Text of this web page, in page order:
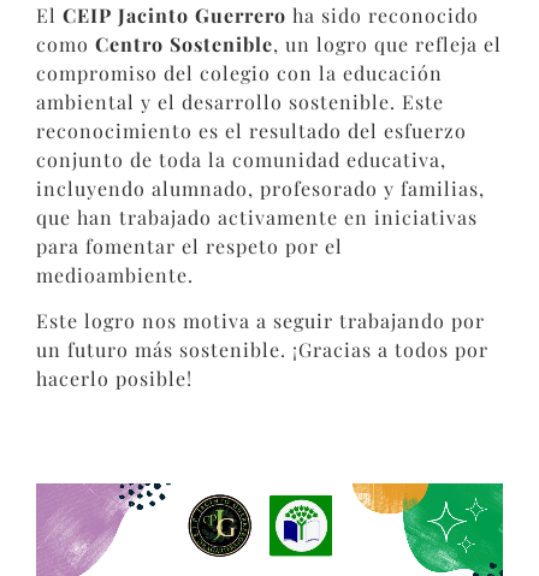
El CEIP Jacinto Guerrero ha sido reconocido
como Centro Sostenible, un logro que refleja el
compromiso del colegio con la educación
ambiental y el desarrollo sostenible. Este
reconocimiento es el resultado del esfuerzo
conjunto de toda la comunidad educativa,
incluyendo alumnado, profesorado y familias,
que han trabajado activamente en iniciativas
para fomentar el respeto por el
medioambiente.
Este logro nos motiva a seguir trabajando por
un futuro más sostenible. ¡Gracias a todos por
hacerlo posible!